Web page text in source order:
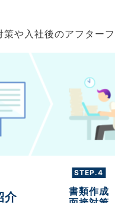
や入社後のアフター
介
STEP.4
書類作成